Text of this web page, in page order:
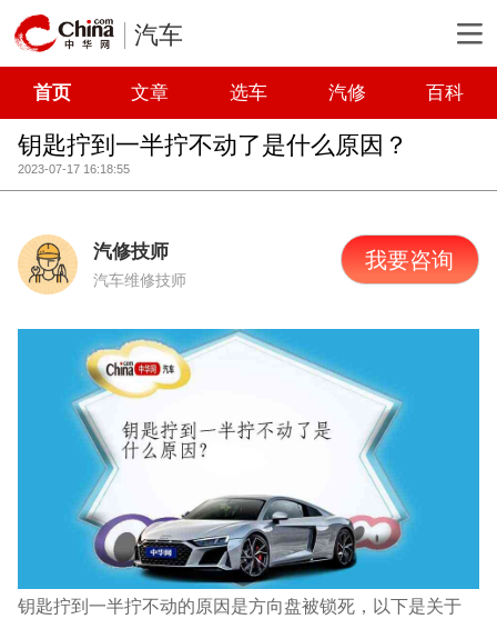
汽车
首页 文章 选车 汽修 百科
钥匙拧到一半拧不动了是什么原因？
2023-07-17 16:18:55
汽修技师
汽车维修技师
我要咨询
钥匙拧到一半拧不动的原因是方向盘被锁死，以下是关于